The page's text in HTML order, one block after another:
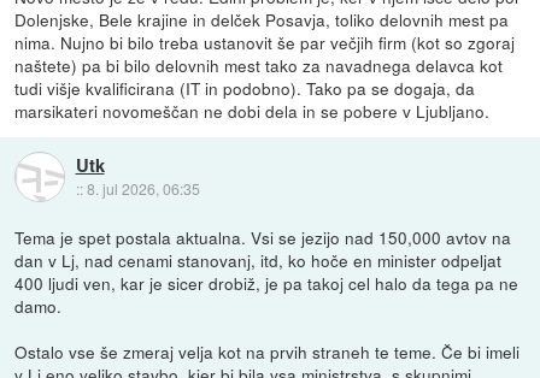
Dolenjske, Bele krajine in delček Posavja, toliko delovnih mest pa
nima. Nujno bi bilo treba ustanovit še par večjih firm (kot so zgoraj
naštete) pa bi bilo delovnih mest tako za navadnega delavca kot
tudi višje kvalificirana (IT in podobno). Tako pa se dogaja, da
marsikateri novomeščan ne dobi dela in se pobere v Ljubljano.
Utk
::8. jul 2026, 06:35
Tema je spet postala aktualna. Vsi se jezijo nad 150,000 avtov na
dan v Lj, nad cenami stanovanj, itd, ko hoče en minister odpeljat
400 ljudi ven, kar je sicer drobiž, je pa takoj cel halo da tega pa ne
damo.
Ostalo vse še zmeraj velja kot na prvih straneh te teme. Če bi imeli